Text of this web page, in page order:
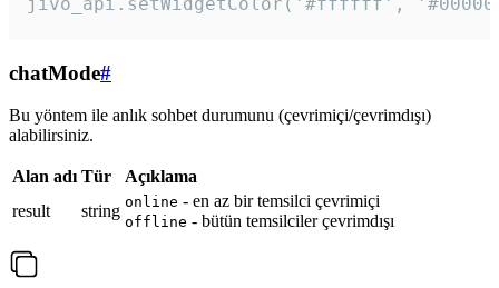
chatMode#
Bu yöntem ile anlık sohbet durumunu (çevrimiçi/çevrimdışı)
alabilirsiniz.
Alan adı Tür
Açıklama
result
string online - en az bir temsilci çevrimiçi
offline - bütün temsilciler çevrimdışı